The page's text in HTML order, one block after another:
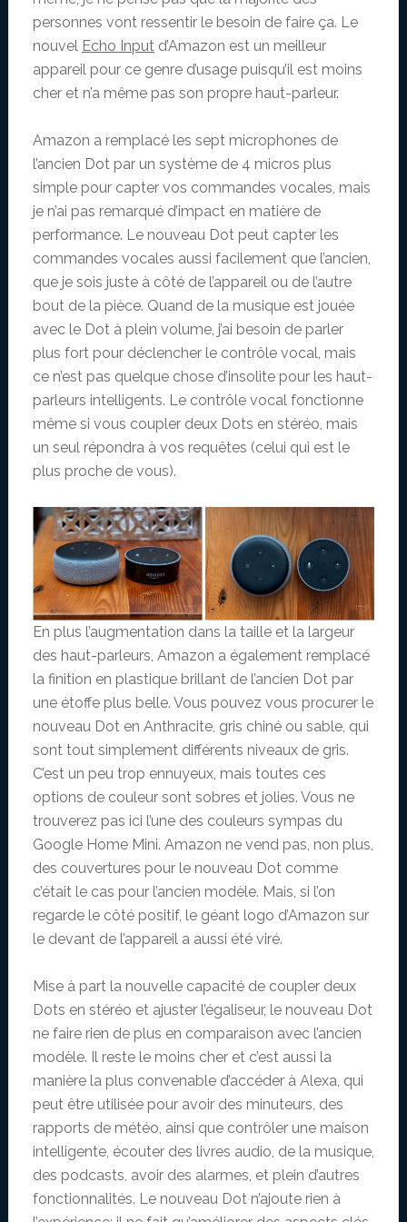
personnes vont ressentir le besoin de faire ça. Le
nouvel Echo Inputd’Amazon est un meilleur
appareil pour ce genre d’usage puisqu’il est moins
cher et n’a même pas son propre haut-parleur.
Amazon a remplacé les sept microphones de
l’ancien Dot par un système de 4 micros plus
simple pour capter vos commandes vocales, mais
je n’ai pas remarqué d’impact en matière de
performance. Le nouveau Dot peut capter les
commandes vocales aussi facilement que l’ancien,
que je sois juste à côté de l’appareil ou de l’autre
bout de la pièce. Quand de la musique est jouée
avec le Dot à plein volume, j’ai besoin de parler
plus fort pour déclencher le contrôle vocal, mais
ce n’est pas quelque chose d’insolite pour les haut-
parleurs intelligents. Le contrôle vocal fonctionne
même si vous coupler deux Dots en stéréo, mais
un seul répondra à vos requêtes (celui qui est le
plus proche de vous).
En plus l’augmentation dans la taille et la largeur
des haut-parleurs, Amazon a également remplacé
la finition en plastique brillant de l’ancien Dot par
une étoffe plus belle. Vous pouvez vous procurer le
nouveau Dot en Anthracite, gris chiné ou sable, qui
sont tout simplement différents niveaux de gris.
C’est un peu trop ennuyeux, mais toutes ces
options de couleur sont sobres et jolies. Vous ne
trouverez pas ici l’une des couleurs sympas du
Google Home Mini. Amazon ne vend pas, non plus,
des couvertures pour le nouveau Dot comme
c’était le cas pour l’ancien modèle. Mais, si l’on
regarde le côté positif, le géant logo d’Amazon sur
le devant de l’appareil a aussi été viré.
Mise à part la nouvelle capacité de coupler deux
Dots en stéréo et ajuster l’égaliseur, le nouveau Dot
ne faire rien de plus en comparaison avec l’ancien
modèle. Il reste le moins cher et c’est aussi la
manière la plus convenable d’accéder à Alexa, qui
peut être utilisée pour avoir des minuteurs, des
rapports de météo, ainsi que contrôler une maison
intelligente, écouter des livres audio, de la musique,
des podcasts, avoir des alarmes, et plein d’autres
fonctionnalités. Le nouveau Dot n’ajoute rien à